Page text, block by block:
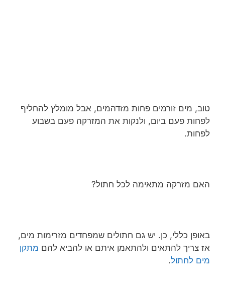
טוב, מים זורמים פחות מזדהמים, אבל מומלץ להחליף
לפחות פעם ביום, ולנקות את המזרקה פעם בשבוע
לפחות.
האם מזרקה מתאימה לכל חתול?
באופן כללי, כן. יש גם חתולים שמפחדים מזרימות מים,
אז צריך להתאים ולהתאמן איתם או להביא להם מתקן
מים לחתול.